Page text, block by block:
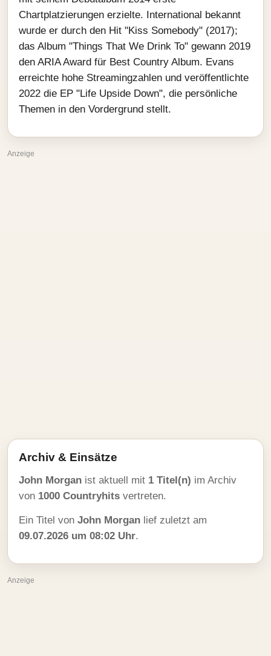
Chartplatzierungen erzielte. International bekannt
wurde er durch den Hit "Kiss Somebody" (2017);
das Album "Things That We Drink To" gewann 2019
den ARIA Award für Best Country Album. Evans
erreichte hohe Streamingzahlen und veröffentlichte
2022 die EP "Life Upside Down", die persönliche
Themen in den Vordergrund stellt.
Anzeige
Archiv & Einsätze
John Morgan ist aktuell mit 1 Titel(n) im Archiv
von 1000 Countryhits vertreten.
Ein Titel von John Morgan lief zuletzt am
09.07.2026 um 08:02 Uhr.
Anzeige